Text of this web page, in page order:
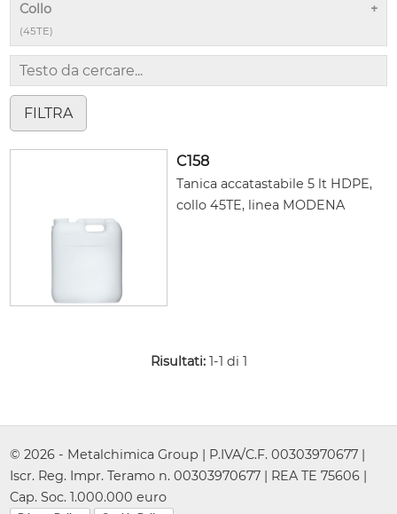
Collo
(45TE)
C158
Tanica accatastabile 5 lt HDPE,
collo 45TE, linea MODENA
Risultati:1-1 di 1
© 2026 - Metalchimica Group | P.IVA/C.F. 00303970677 |
Iscr. Reg. Impr. Teramo n. 00303970677 | REA TE 75606 |
Cap. Soc. 1.000.000 euro